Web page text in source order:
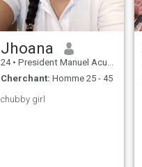
Jhoana
24 • President Manuel Acuña Roxas, Zamboanga del Norte, Philippin...
Cherchant: Homme 25 - 45
chubby girl